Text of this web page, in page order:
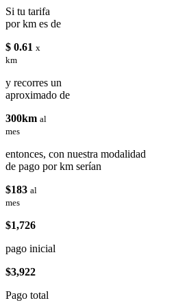
Si tu tarifa
por km es de
$ 0.61 x
km
y recorres un
aproximado de
300km al
mes
entonces, con nuestra modalidad
de pago por km serían
$183 al
mes
$1,726
pago inicial
$3,922
Pago total